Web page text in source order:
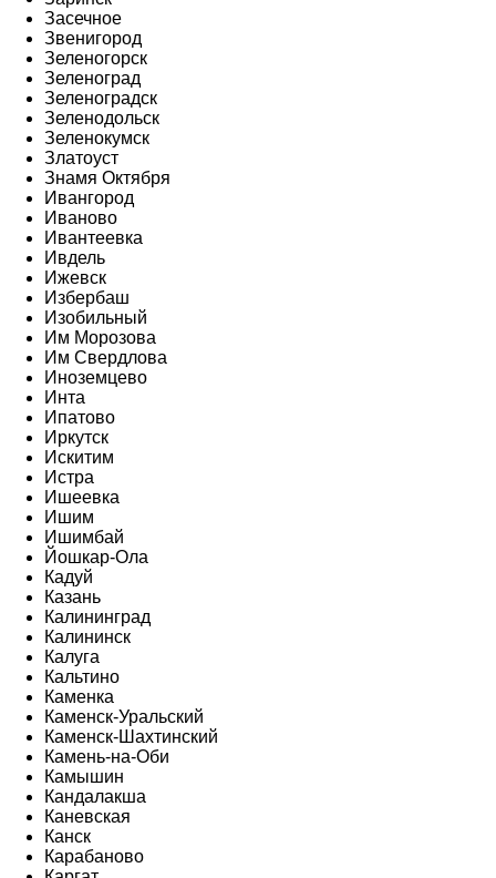
Засечное
Звенигород
Зеленогорск
Зеленоград
Зеленоградск
Зеленодольск
Зеленокумск
Златоуст
Знамя Октября
Ивангород
Иваново
Ивантеевка
Ивдель
Ижевск
Избербаш
Изобильный
Им Морозова
Им Свердлова
Иноземцево
Инта
Ипатово
Иркутск
Искитим
Истра
Ишеевка
Ишим
Ишимбай
Йошкар-Ола
Кадуй
Казань
Калининград
Калининск
Калуга
Кальтино
Каменка
Каменск-Уральский
Каменск-Шахтинский
Камень-на-Оби
Камышин
Кандалакша
Каневская
Канск
Карабаново